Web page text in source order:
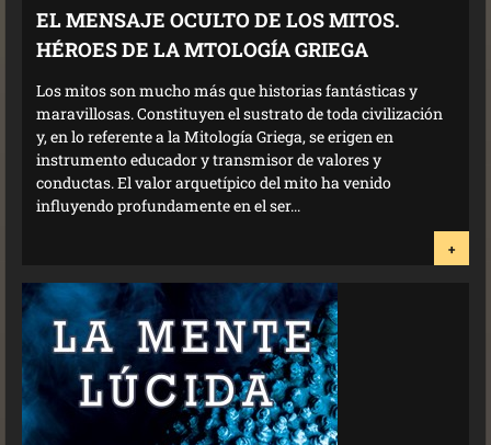
EL MENSAJE OCULTO DE LOS MITOS.
HÉROES DE LA MTOLOGÍA GRIEGA
Los mitos son mucho más que historias fantásticas y
maravillosas. Constituyen el sustrato de toda civilización
y, en lo referente a la Mitología Griega, se erigen en
instrumento educador y transmisor de valores y
conductas. El valor arquetípico del mito ha venido
influyendo profundamente en el ser...
+